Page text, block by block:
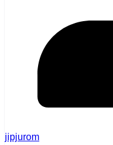
jipjurom